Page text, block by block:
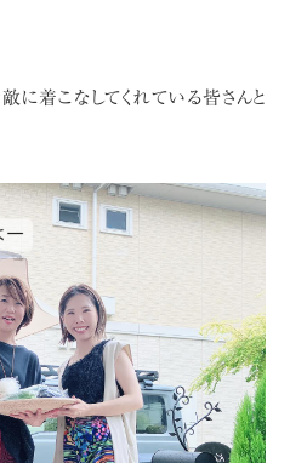
着こなしてくれている皆さんと